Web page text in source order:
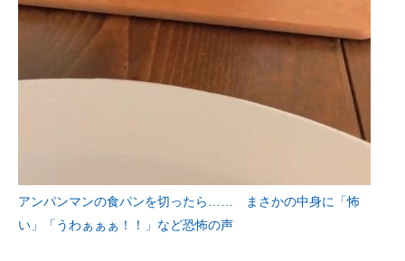
アンパンマンの食パンを切ったら…… まさかの中身に「怖
い」「うわぁぁぁ！！」など恐怖の声